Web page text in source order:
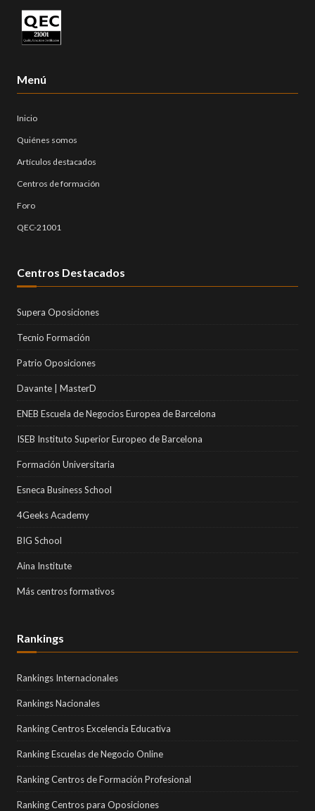
Menú
Inicio
Quiénes somos
Artículos destacados
Centros de formación
Foro
QEC-21001
Centros Destacados
Supera Oposiciones
Tecnio Formación
Patrio Oposiciones
Davante | MasterD
ENEB Escuela de Negocios Europea de Barcelona
ISEB Instituto Superior Europeo de Barcelona
Formación Universitaria
Esneca Business School
4Geeks Academy
BIG School
Aina Institute
Más centros formativos
Rankings
Rankings Internacionales
Rankings Nacionales
Ranking Centros Excelencia Educativa
Ranking Escuelas de Negocio Online
Ranking Centros de Formación Profesional
Ranking Centros para Oposiciones